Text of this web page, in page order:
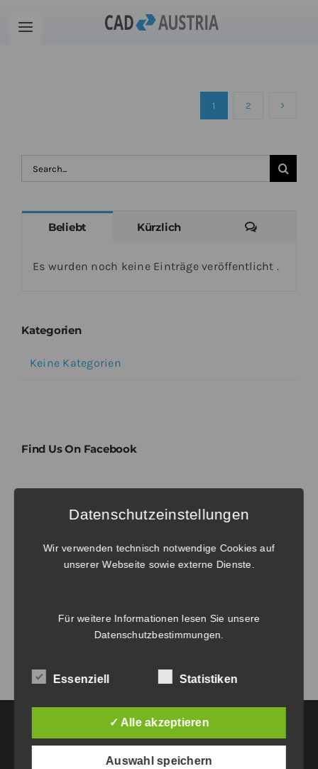
InhaltToggle
Download
1 2
Suche
nach:
Beliebt Kürzlich
Es wurden noch keine Einträge veröffentlicht .
Kategorien
Keine Kategorien
Find Us On Facebook
No tags to display. Try to select another
HAUPTGESCHÄFTSSITZ:
Datenschutzeinstellungen
Wir verwenden technisch notwendige Cookies auf
unserer Webseite sowie externe Dienste.
Für weitere Informationen lesen Sie unsere
Datenschutzbestimmungen
Essenziell Statistiken
✓ Alle akzeptieren
Auswahl speichern